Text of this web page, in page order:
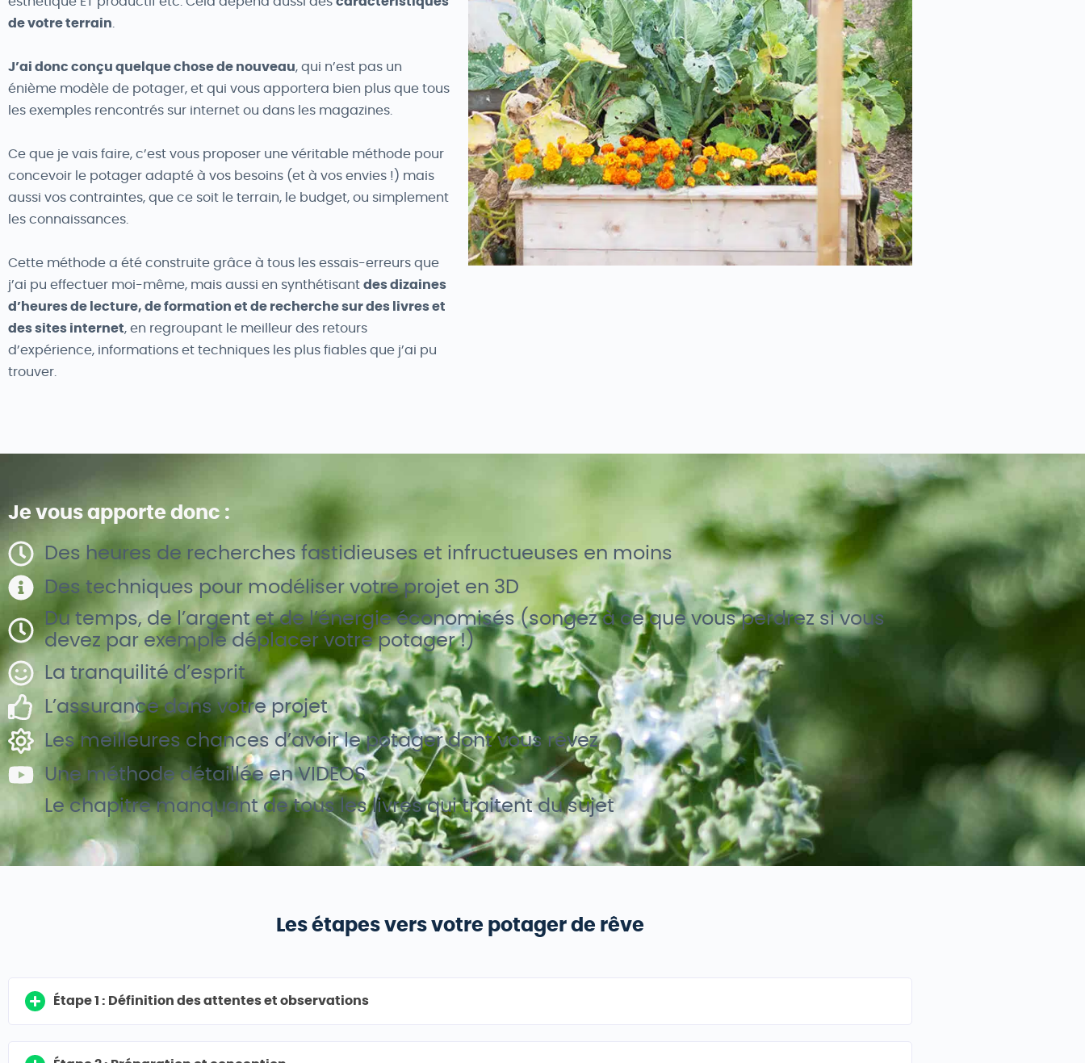
de votre terrain.
J’ai donc conçu quelque chose de nouveau, qui n’est pas un
énième modèle de potager, et qui vous apportera bien plus que tous
les exemples rencontrés sur internet ou dans les magazines.
Ce que je vais faire, c’est vous proposer une véritable méthode pour
concevoir le potager adapté à vos besoins (et à vos envies !) mais
aussi vos contraintes, que ce soit le terrain, le budget, ou simplement
les connaissances.
Cette méthode a été construite grâce à tous les essais-erreurs que
j’ai pu effectuer moi-même, mais aussi en synthétisant des dizaines
d’heures de lecture, de formation et de recherche sur des livres et
des sites internet, en regroupant le meilleur des retours
d’expérience, informations et techniques les plus fiables que j’ai pu
trouver.
Je vous apporte donc :
Des heures de recherches fastidieuses et infructueuses en moins
Des techniques pour modéliser votre projet en 3D
Du temps, de l’argent et de l’énergie économisés (songez à ce que vous perdrez si vous
devez par exemple déplacer votre potager !)
La tranquilité d’esprit
L’assurance dans votre projet
Les meilleures chances d’avoir le potager dont vous rêvez
Une méthode détaillée en VIDEOS
Le chapitre manquant de tous les livres qui traitent du sujet
Les étapes vers votre potager de rêve
Étape 1 : Définition des attentes et observations